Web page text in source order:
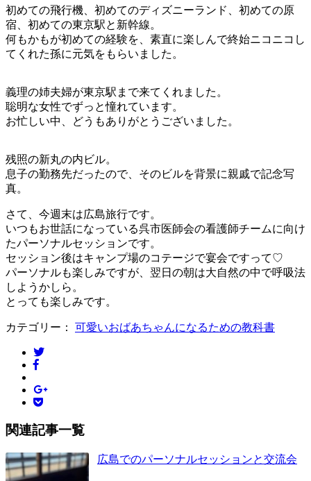
初めての飛行機、初めてのディズニーランド、初めての原
宿、初めての東京駅と新幹線。
何もかもが初めての経験を、素直に楽しんで終始ニコニコし
てくれた孫に元気をもらいました。
義理の姉夫婦が東京駅まで来てくれました。
聡明な女性でずっと憧れています。
お忙しい中、どうもありがとうございました。
残照の新丸の内ビル。
息子の勤務先だったので、そのビルを背景に親戚で記念写
真。
さて、今週末は広島旅行です。
いつもお世話になっている呉市医師会の看護師チームに向け
たパーソナルセッションです。
セッション後はキャンプ場のコテージで宴会ですって♡
パーソナルも楽しみですが、翌日の朝は大自然の中で呼吸法
しようかしら。
とっても楽しみです。
カテゴリー： 可愛いおばあちゃんになるための教科書
関連記事一覧
広島でのパーソナルセッションと交流会